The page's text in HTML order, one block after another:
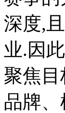
深度,
业.因
聚焦
品牌